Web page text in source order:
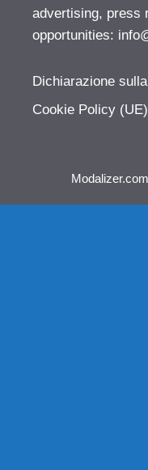
advertising, press
opportunities:
Dichiarazione
Cookie Policy (UE)